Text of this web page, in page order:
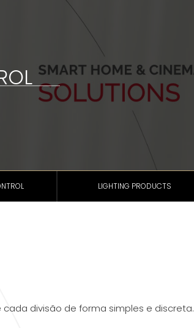
LIGHTING PRODUCTS
divisão de forma simples e discreta.